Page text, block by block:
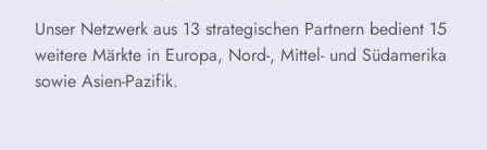
Unser Netzwerk aus 13 strategischen Partnern bedient 15
weitere Märkte in Europa, Nord-, Mittel- und Südamerika
sowie Asien-Pazifik.